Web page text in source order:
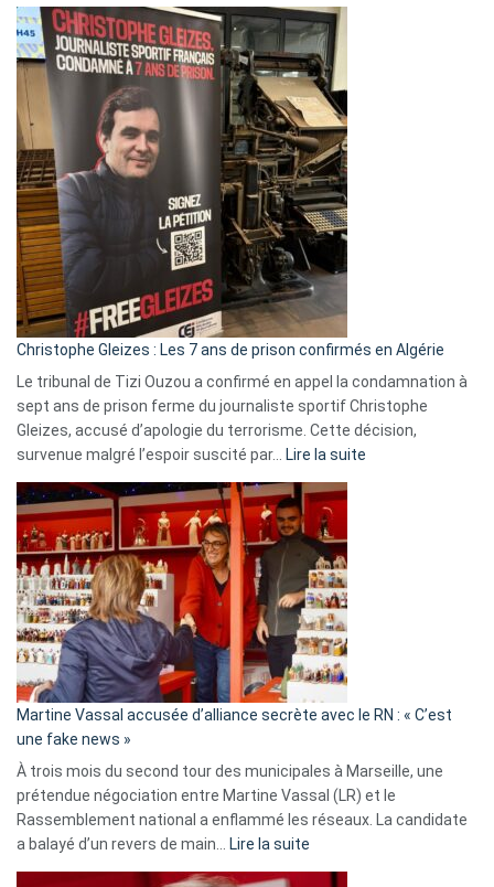
Eurovision
2026
:
Pays-
Bas,
Espagne,
Irlande
et
Slovénie
rejettent
la
présence
d’Israël
Christophe Gleizes : Les 7 ans de prison confirmés en Algérie
Le tribunal de Tizi Ouzou a confirmé en appel la condamnation à
sept ans de prison ferme du journaliste sportif Christophe
Gleizes, accusé d’apologie du terrorisme. Cette décision,
survenue malgré l’espoir suscité par…
Lire la suite
Algérie
Martine Vassal accusée d’alliance secrète avec le RN : « C’est
une fake news »
À trois mois du second tour des municipales à Marseille, une
prétendue négociation entre Martine Vassal (LR) et le
Rassemblement national a enflammé les réseaux. La candidate
a balayé d’un revers de main…
Lire la suite